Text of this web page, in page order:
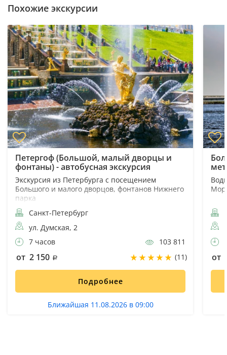
Похожие экскурсии
Петергоф (Большой, малый дворцы и
фонтаны) - автобусная экскурсия
Экскурсия из Петербурга с посещением
Большого и малого дворцов, фонтанов Нижнего
парка
Санкт-Петербург
ул. Думская, 2
7 часов
103 811
от 2 150 (11)
Подробнее
Ближайшая 11.08.2026 в 09:00
от